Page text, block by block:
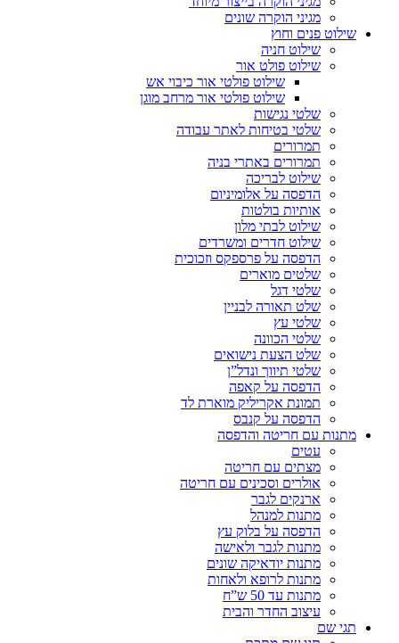
מגיני הוקרה שונים
שילוט פנים וחוץ
שילוט חניה
שילוט פולט אור
שילוט פולטי אור כיבוי אש
שילוט פולטי אור מרחב מוגן
שלטי נגישות
שלטי בטיחות לאתר עבודה
תמרורים
תמרורים באתרי בניה
שילוט לבריכה
הדפסה על אלומיניום
אותיות בולטות
שילוט לבתי מלון
שילוט חדרים ומשרדים
הדפסה על פרספקס וזכוכית
שלטים מוארים
שלטי דגל
שלט תאורה לבניין
שלטי עץ
שלטי הכוונה
שלט הצעת נישואים
שלטי תיווך ונדל”ן
הדפסה על קאפה
תמונת אקריליק מוארת לד
הדפסה על קנבס
מתנות עם חריטה והדפסה
עטים
מצתים עם חריטה
אולרים וסכינים עם חריטה
ארנקים לגבר
מתנות למנהל
הדפסה על בלוק עץ
מתנות לגבר ולאישה
מתנות יודאיקה שונים
מתנות לרופא ולאחות
מתנות עד 50 ש”ח
עיצוב החדר והבית
תגי שם